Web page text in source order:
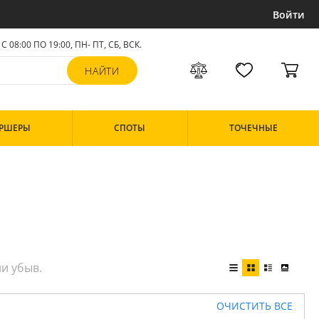
Войти
С 08:00 ПО 19:00, ПН- ПТ, СБ, ВСК.
СПОТЫ ТОЧЕЧНЫЕ
ОЧИСТИТЬ ВСЕ